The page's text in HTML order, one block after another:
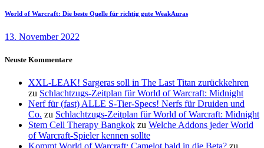
World of Warcraft: Die beste Quelle für richtig gute WeakAuras
13. November 2022
Neuste Kommentare
XXL-LEAK! Sargeras soll in The Last Titan zurückkehren
zu Schlachtzugs-Zeitplan für World of Warcraft: Midnight
Nerf für (fast) ALLE S-Tier-Specs! Nerfs für Druiden und
Co. zu Schlachtzugs-Zeitplan für World of Warcraft: Midnight
Stem Cell Therapy Bangkok zu Welche Addons jeder World
of Warcraft-Spieler kennen sollte